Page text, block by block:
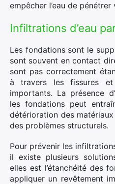
empêcher l’eau de pénétrer
Infiltrations d’eau
Les fondations sont le
sont souvent en contact
sont pas correctement
à travers les fissures
importants. La présence
les fondations peut
détérioration des
des problèmes structurels.
Pour prévenir les
il existe plusieurs
elles est l’étanchéité des
appliquer un revêtement